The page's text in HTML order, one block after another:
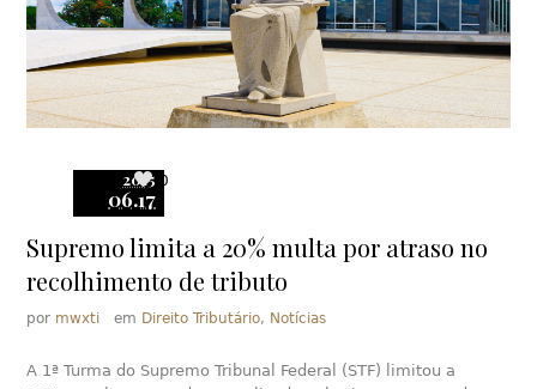
2015
06.17
0
Supremo limita a 20% multa por atraso no
recolhimento de tributo
por mwxti em Direito Tributário, Notícias
A 1ª Turma do Supremo Tribunal Federal (STF) limitou a